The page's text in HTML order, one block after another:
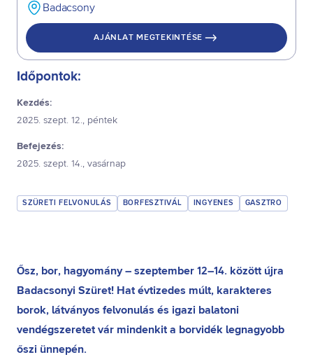
Ősz, bor, hagyomány – szeptember 12–14. között újra
Badacsonyi Szüret! Hat évtizedes múlt, karakteres
borok, látványos felvonulás és igazi balatoni
vendégszeretet vár mindenkit a borvidék legnagyobb
őszi ünnepén.
Badacsony
AJÁNLAT MEGTEKINTÉSE
Időpontok:
Kezdés:
2025. szept. 12., péntek
Befejezés:
2025. szept. 14., vasárnap
SZÜRETI FELVONULÁS BORFESZTIVÁL INGYENES GASZTRO